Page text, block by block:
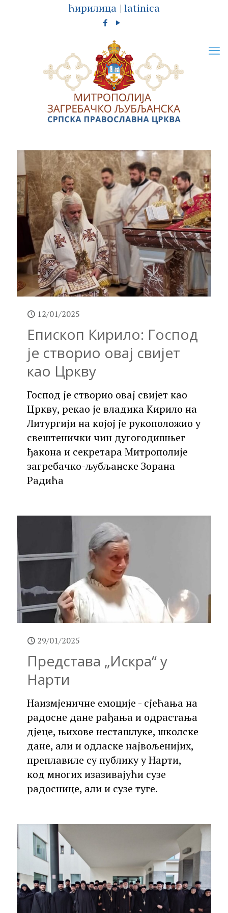
ћирилица | latinica
12/01/2025
Епископ Кирило: Господ
је створио овај свијет
као Цркву
Господ је створио овај свијет као
Цркву, рекао је владика Кирило на
Литургији на којој је рукоположио у
свештенички чин дугогодишњег
ђакона и секретара Митрополије
загребачко-љубљанске Зорана
Радића
29/01/2025
Представа „Искра“ у
Нарти
Наизмјеничне емоције - сјећања на
радосне дане рађања и одрастања
дјеце, њихове несташлуке, школске
дане, али и одласке највољенијих,
преплавиле су публику у Нарти,
код многих изазивајући сузе
радоснице, али и сузе туге.